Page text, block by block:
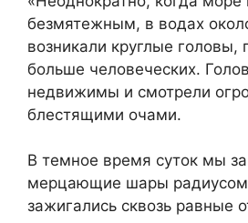
безмятежным, в водах
возникали круглые головы,
больше человеческих.
недвижимы и смотрели
блестящими очами.
В темное время суток мы
мерцающие шары
зажигались сквозь равные